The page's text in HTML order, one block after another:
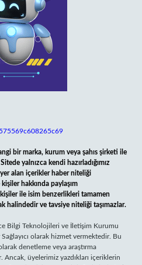
bir marka, kurum veya şahıs şirketi ile
yalnızca kendi hazırladığımız
alan içerikler haber niteliği
hakkında paylaşım
ile isim benzerlikleri tamamen
halindedir ve tavsiye niteliği taşımazlar.
Bilgi Teknolojileri ve İletişim Kurumu
olarak hizmet vermektedir. Bu
denetleme veya araştırma
üyelerimiz yazdıkları içeriklerin